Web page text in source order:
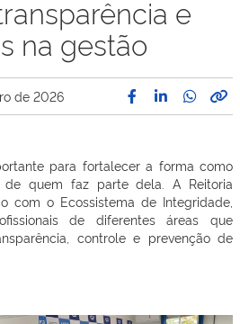
e
na gestão
de 2026
para fortalecer a forma como
quem faz parte dela. A Reitoria
com o Ecossistema de Integridade,
de diferentes áreas que
controle e prevenção de